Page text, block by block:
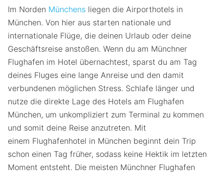
Im Norden Münchens liegen die Airporthotels in
München. Von hier aus starten nationale und
internationale Flüge, die deinen Urlaub oder deine
Geschäftsreise anstoßen. Wenn du am Münchner
Flughafen im Hotel übernachtest, sparst du am Tag
deines Fluges eine lange Anreise und den damit
verbundenen möglichen Stress. Schlafe länger und
nutze die direkte Lage des Hotels am Flughafen
München, um unkompliziert zum Terminal zu kommen
und somit deine Reise anzutreten. Mit
einem Flughafenhotel in München beginnt dein Trip
schon einen Tag früher, sodass keine Hektik im letzten
Moment entsteht. Die meisten Münchner Flughafen